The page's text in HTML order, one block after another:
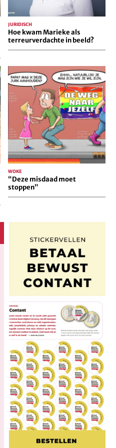
Hoe kwam Marieke als
terreurverdachte in beeld?
JURIDISCH
“Deze
misdaad
stoppen”
“Deze misdaad moet
stoppen”
WOKE